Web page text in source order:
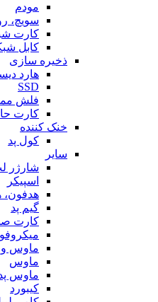
مودم
سویچ،
کارت
کابل
ذخیره سازی
هارد
SSD
فلش
کارت
خنک کننده
کول پد
سایر
شارژر
اسپیکر
گیم پد
کارت
ماوس و
ماوس
ماوس
کیبورد